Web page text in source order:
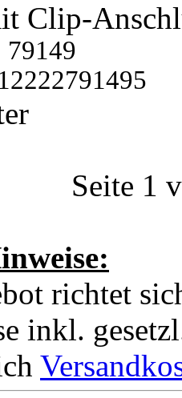
Clip-
Seite 1
richtet
inkl.